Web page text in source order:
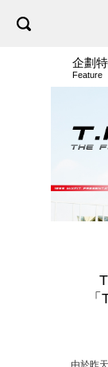
企劃
Feature
由於昨天